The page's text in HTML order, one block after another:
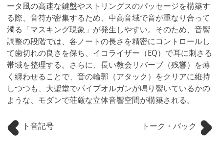
ータ風の高速な鍵盤やストリングスのパッセージを構築す
る際、音符が密集するため、中高音域で音が重なり合って
濁る「マスキング現象」が発生しやすい。そのため、音響
調整の段階では、各ノートの長さを精密にコントロールし
て歯切れの良さを保ち、イコライザー（EQ）で耳に刺さる
帯域を整理する。さらに、長い教会リバーブ（残響）を薄
く纏わせることで、音の輪郭（アタック）をクリアに維持
しつつも、大聖堂でパイプオルガンが鳴り響いているかの
ような、モダンで荘厳な立体音響空間が構築される。
ト音記号 トーク・バック